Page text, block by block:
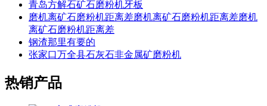
青岛方解石矿石磨粉机牙板
磨机离矿石磨粉机距离差磨机离矿石磨粉机距离差磨机
离矿石磨粉机距离差
钢渣那里有要的
张家口万全县石灰石非金属矿磨粉机
热销产品